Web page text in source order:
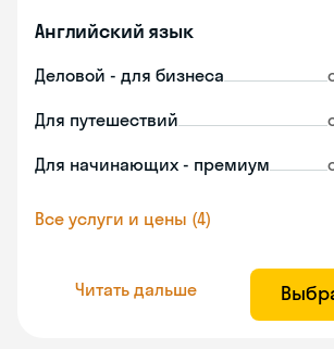
Английский язык
Деловой - для бизнеса
Для путешествий
Для начинающих - премиум
Все услуги и цены (4)
Читать дальше